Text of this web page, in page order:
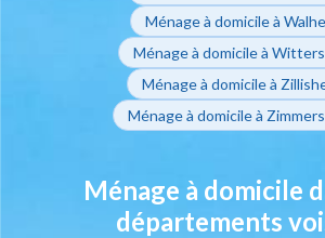
Ménage à domicile à
Ménage à domicile à
Ménage à domicile à
Ménage à domicile à
Ménage à domicile
départements